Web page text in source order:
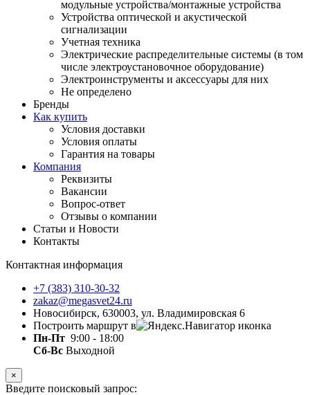
модульные устройства/монтажные устройства
Устройства оптической и акустической
сигнализации
Учетная техника
Электрические распределительные системы (в том
числе электроустановочное оборудование)
Электроинструменты и аксессуары для них
Не определено
Бренды
Как купить
Условия доставки
Условия оплаты
Гарантия на товары
Компания
Реквизиты
Вакансии
Вопрос-ответ
Отзывы о компании
Статьи и Новости
Контакты
Контактная информация
+7 (383) 310-30-32
zakaz@megasvet24.ru
Новосибирск, 630003, ул. Владимировская 6
Построить маршрут в
Пн-Пт 9:00 - 18:00
Сб-Вс Выходной
×
Введите поисковый запрос: